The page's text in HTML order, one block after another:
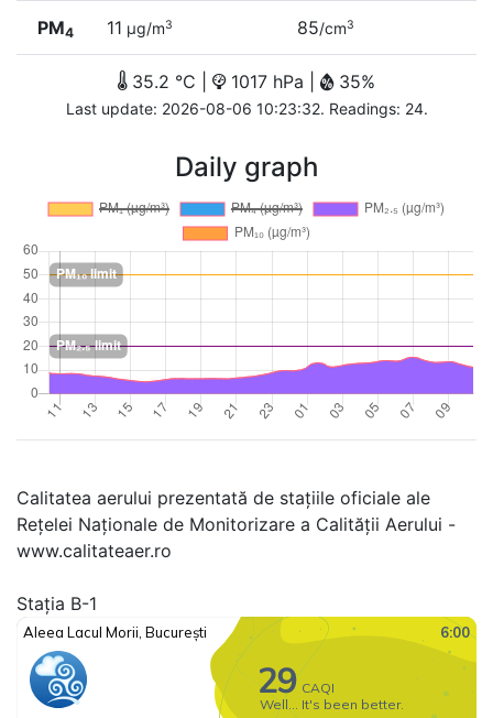
PM4 11 µg/m3 85/cm3
35.2 °C | 1017 hPa | 35%
Last update: 2026-08-06 10:23:32. Readings: 24.
Daily graph
Calitatea aerului prezentată de stațiile oficiale ale
Rețelei Naționale de Monitorizare a Calității Aerului -
www.calitateaer.ro
Stația B-1